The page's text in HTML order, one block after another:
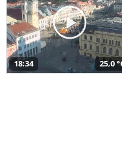
18:34 25,0